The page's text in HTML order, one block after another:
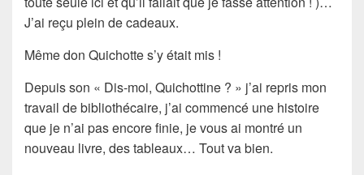
J’ai reçu plein de cadeaux.
Même don Quichotte s’y était mis !
Depuis son « Dis-moi, Quichottine ? » j’ai repris mon
travail de bibliothécaire, j’ai commencé une histoire
que je n’ai pas encore finie, je vous ai montré un
nouveau livre, des tableaux… Tout va bien.